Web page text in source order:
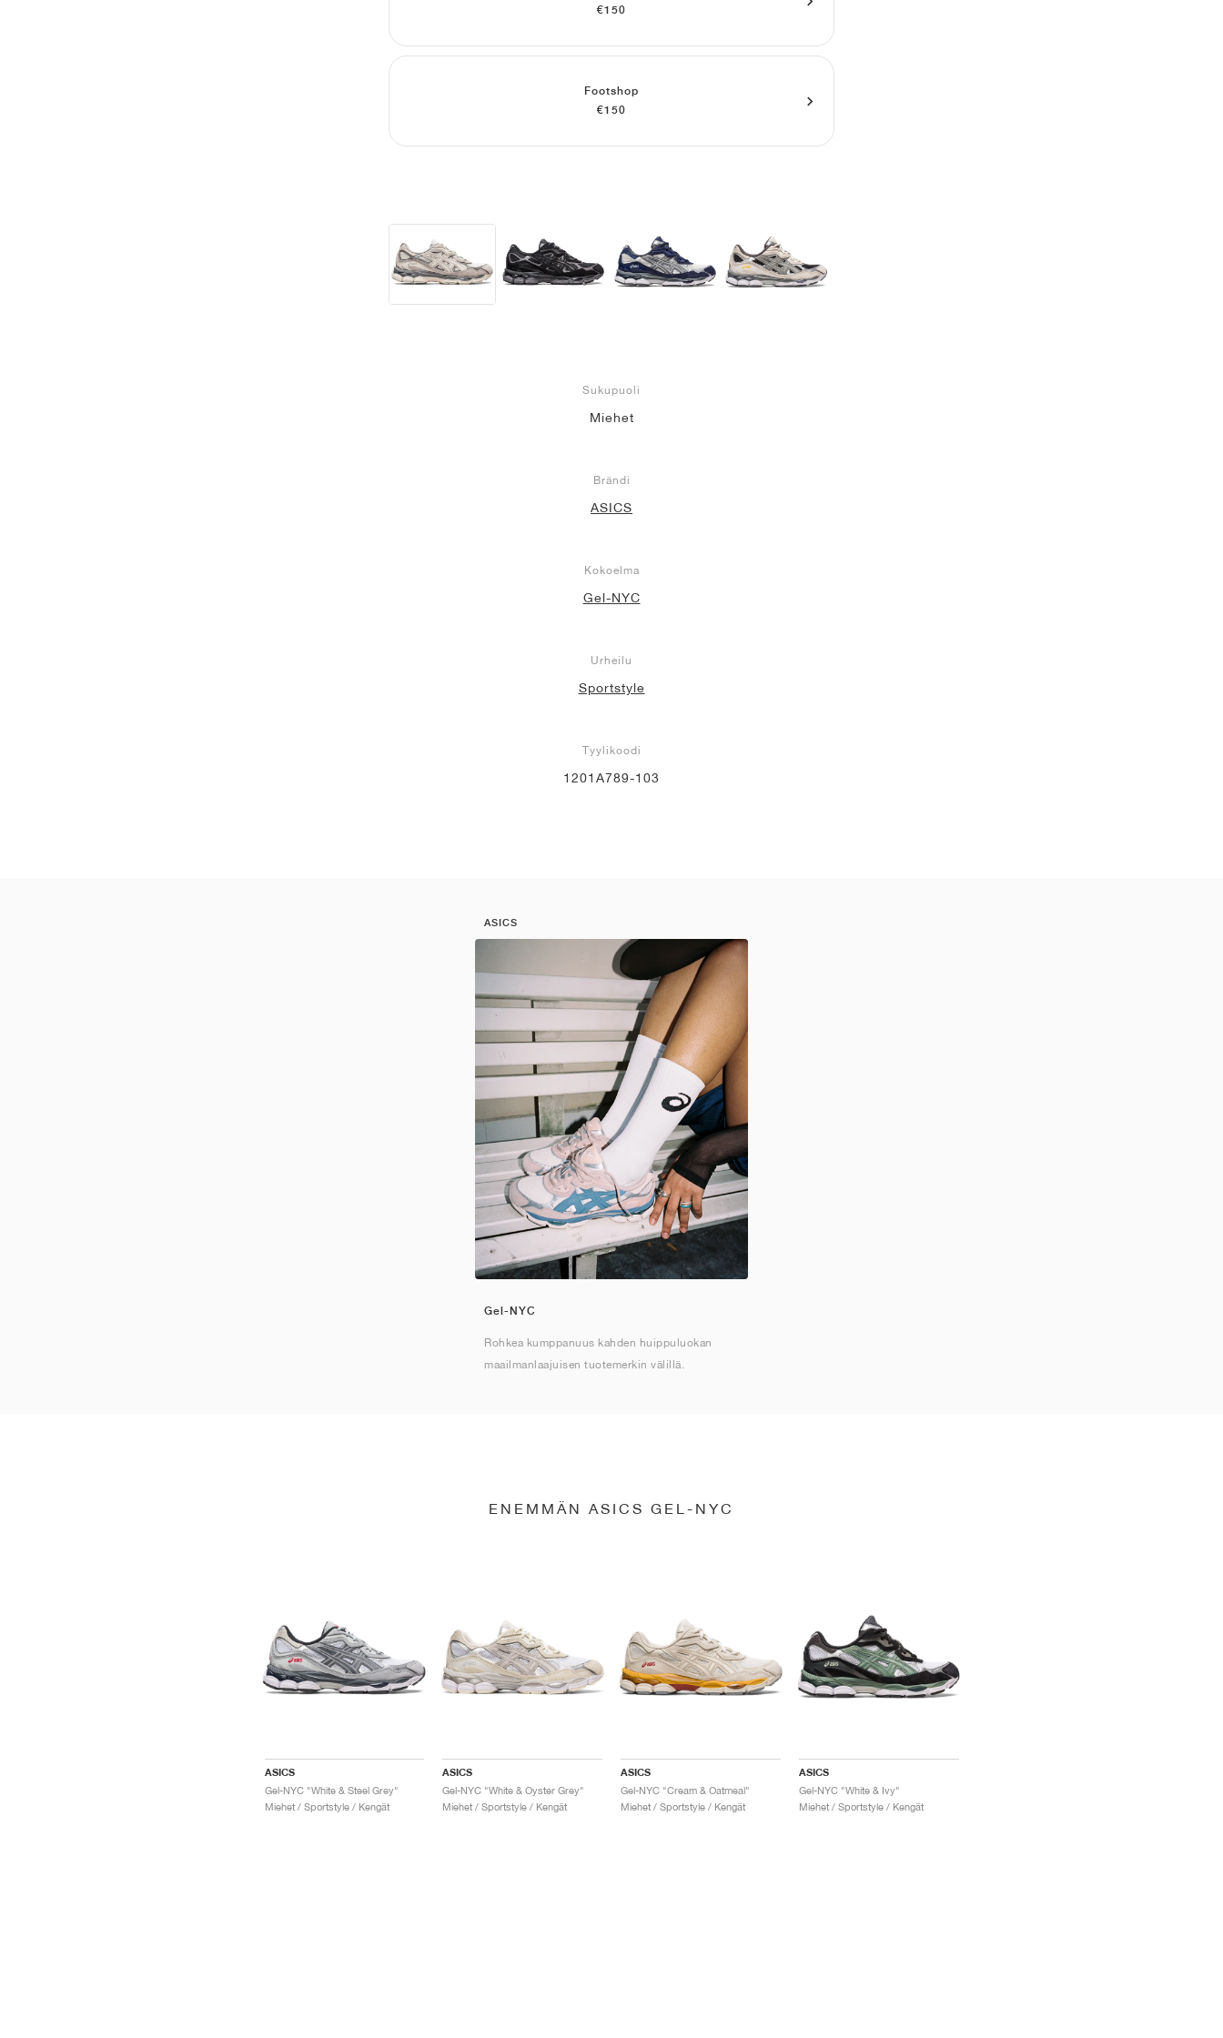
€150
Footshop
€150
Sukupuoli
Miehet
Brändi
ASICS
Kokoelma
Gel-NYC
Urheilu
Sportstyle
Tyylikoodi
1201A789-103
ASICS
Gel-NYC
Rohkea kumppanuus kahden huippuluokan
maailmanlaajuisen tuotemerkin välillä.
ENEMMÄN ASICS GEL-NYC
ASICS
Gel-NYC "White & Steel Grey"
Miehet / Sportstyle / Kengät
ASICS
Gel-NYC "White & Oyster Grey"
Miehet / Sportstyle / Kengät
ASICS
Gel-NYC "Cream & Oatmeal"
Miehet / Sportstyle / Kengät
ASICS
Gel-NYC "White & Ivy"
Miehet / Sportstyle / Kengät